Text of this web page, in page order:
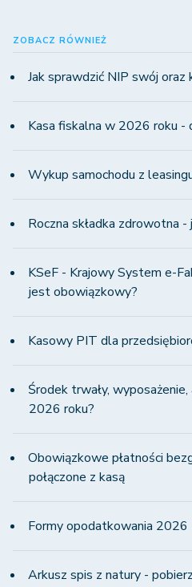
ZOBACZ RÓWNIEŻ
Jak sprawdzić NIP swój
Kasa fiskalna w 2026 roku -
Wykup samochodu z
Roczna składka zdrowotna -
KSeF - Krajowy System e-
jest obowiązkowy?
Kasowy PIT dla
Środek trwały,
2026 roku?
Obowiązkowe płatności
połączone z kasą
Formy opodatkowania 2026
Arkusz spis z natury -